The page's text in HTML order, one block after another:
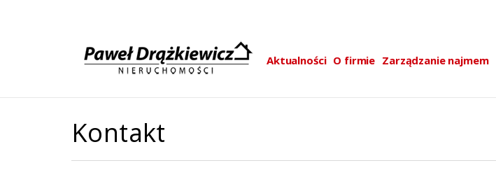
Aktualności O firmie Zarządzanie najmem
Kontakt